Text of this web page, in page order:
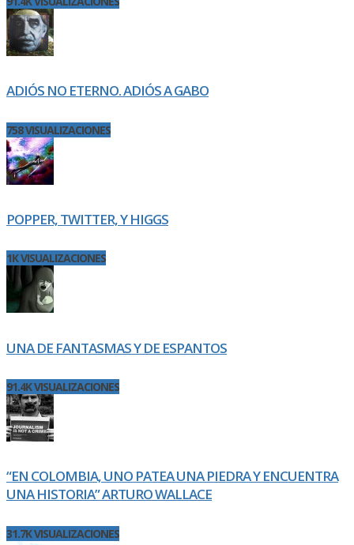
ADIÓS NO ETERNO. ADIÓS A GABO
758 VISUALIZACIONES
POPPER, TWITTER, Y HIGGS
1K VISUALIZACIONES
UNA DE FANTASMAS Y DE ESPANTOS
91.4K VISUALIZACIONES
“EN COLOMBIA, UNO PATEA UNA PIEDRA Y ENCUENTRA
UNA HISTORIA” ARTURO WALLACE
31.7K VISUALIZACIONES